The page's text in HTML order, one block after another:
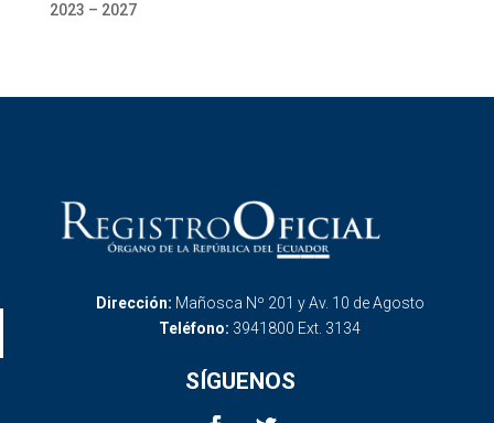
2023 – 2027
Dirección: Mañosca Nº 201 y Av. 10 de Agosto
Teléfono: 3941800 Ext. 3134
SÍGUENOS